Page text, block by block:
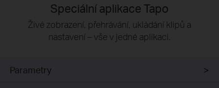
Speciální aplikace Tapo
Živé zobrazení, přehrávání, ukládání klipů a
nastavení – vše v jedné aplikaci.
Parametry